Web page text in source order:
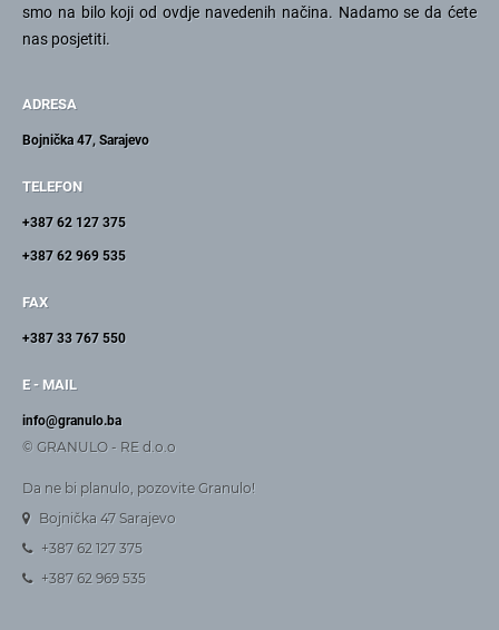
smo na bilo koji od ovdje navedenih načina. Nadamo se da ćete
nas posjetiti.
ADRESA
Bojnička 47, Sarajevo
TELEFON
+387 62 127 375
+387 62 969 535
FAX
+387 33 767 550
E - MAIL
info@granulo.ba
© GRANULO - RE d.o.o
Da ne bi planulo, pozovite Granulo!
Bojnička 47 Sarajevo
+387 62 127 375
+387 62 969 535